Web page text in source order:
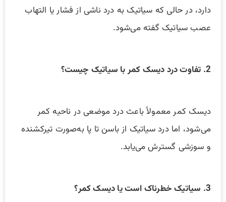
دارد، در حالی که سیاتیک به درد ناشی از فشار یا التهاب
عصب سیاتیک گفته می‌شود.
2. تفاوت درد دیسک کمر با سیاتیک چیست؟
دیسک کمر معمولاً باعث درد موضعی در ناحیه کمر
می‌شود، اما درد سیاتیک از باسن تا پا به‌صورت تیرکشنده
و سوزشی گسترش می‌یابد.
3. سیاتیک خطرناک است یا دیسک کمر؟